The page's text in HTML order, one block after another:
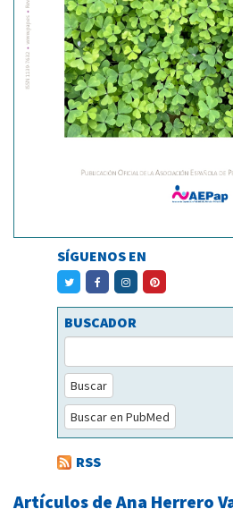
SÍGUENOS EN
BUSCADOR
Buscar
Buscar en PubMed
RSS
Artículos de Ana Herrero